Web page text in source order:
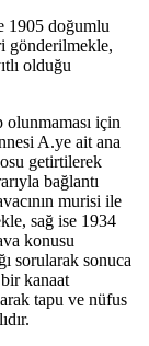
1905 doğumlu
gönderilmekle,
olduğu
için
A.ye ait ana
getirtilerek
bağlantı
murisi ile
sağ ise 1934
konusu
sorularak sonuca
kanaat
tapu ve nüfus